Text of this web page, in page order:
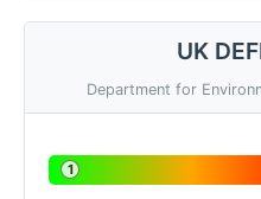
UK
Department for
1